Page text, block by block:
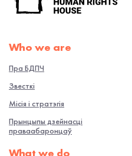
Who we are
Пра БДПЧ
Звесткі
Місія і стратэгія
Прынцыпы дзейнасці
праваабаронцаў
What we do